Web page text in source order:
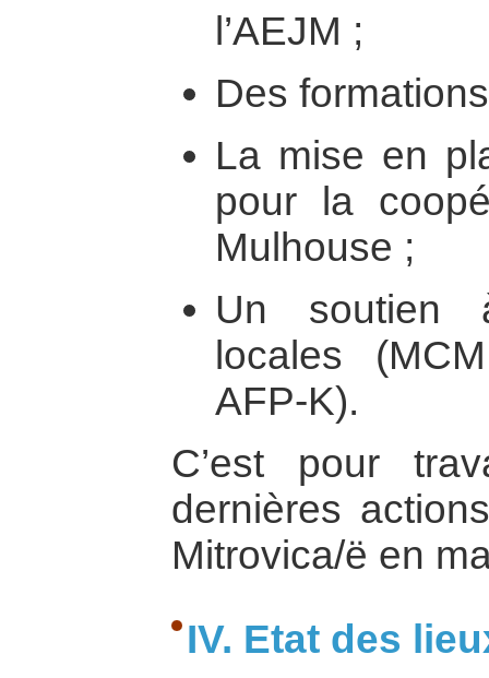
l’AEJM ;
Des
La mise en
pour la
Mulhouse ;
Un soutien
locales
AFP-K).
C’est pour
dernières
Mitrovica/ë en
IV. Etat des